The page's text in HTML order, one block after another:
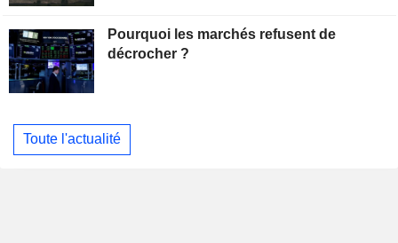
Pourquoi les marchés refusent de
décrocher ?
Toute l'actualité